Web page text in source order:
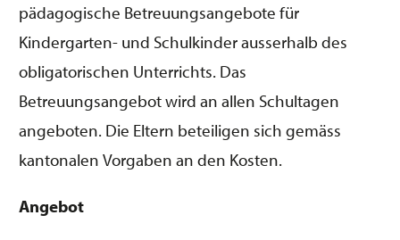
pädagogische Betreuungsangebote für
Kindergarten- und Schulkinder ausserhalb des
obligatorischen Unterrichts. Das
Betreuungsangebot wird an allen Schultagen
angeboten. Die Eltern beteiligen sich gemäss
kantonalen Vorgaben an den Kosten.
Angebot